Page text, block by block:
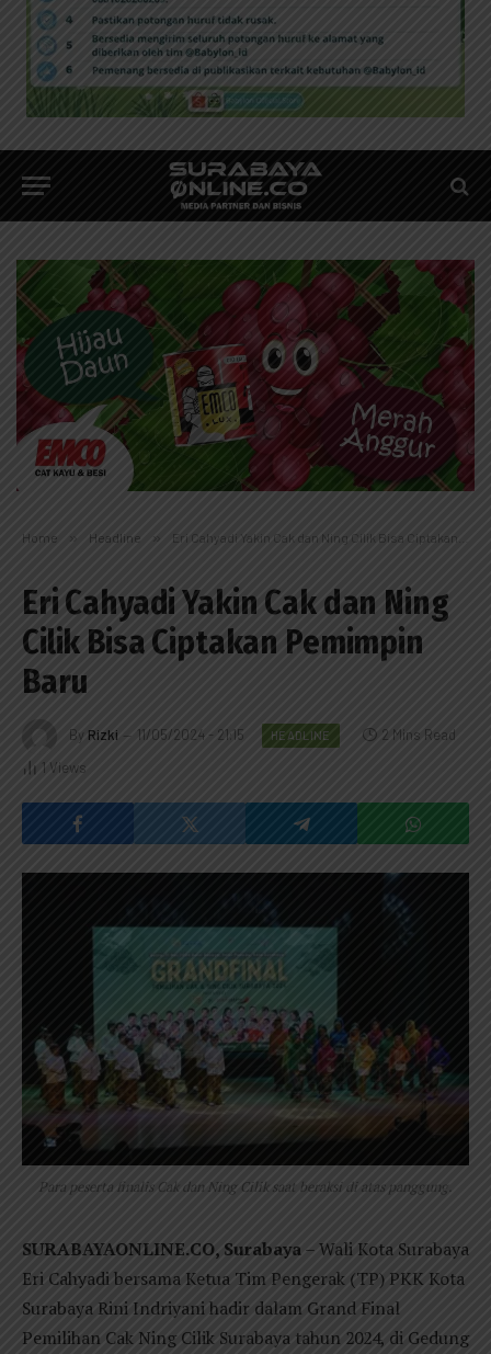
Home » Headline » Eri Cahyadi Yakin Cak dan Ning Cilik Bisa Ciptakan Pemimpin Baru
Eri Cahyadi Yakin Cak dan Ning
Cilik Bisa Ciptakan Pemimpin
Baru
By Rizki 11/05/2024 - 21:15 HEADLINE
2 Mins Read
1 Views
Para peserta finalis Cak dan Ning Cilik saat beraksi di atas panggung.
SURABAYAONLINE.CO, Surabaya– Wali Kota Surabaya
Eri Cahyadi bersama Ketua Tim Pengerak (TP) PKK Kota
Surabaya Rini Indriyani hadir dalam Grand Final
Pemilihan Cak Ning Cilik Surabaya tahun 2024, di Gedung